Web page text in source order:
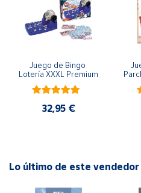
Ubicación
Península
Baleares
Canarias,
Juego de Bingo
Lotería XXXL Premium
32,95 €
Lo último de este vendedor